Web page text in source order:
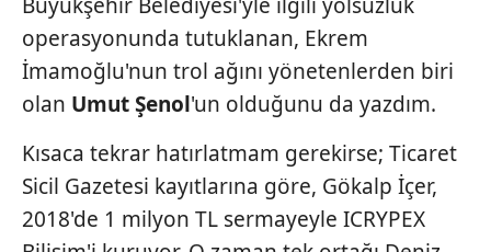
operasyonunda tutuklanan, Ekrem
İmamoğlu'nun trol ağını yönetenlerden biri
olan Umut Şenol'un olduğunu da yazdım.
Kısaca tekrar hatırlatmam gerekirse; Ticaret
Sicil Gazetesi kayıtlarına göre, Gökalp İçer,
2018'de 1 milyon TL sermayeyle ICRYPEX